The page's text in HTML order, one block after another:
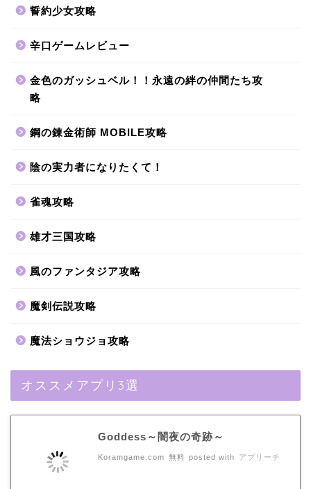
誓約少女攻略
辛口ゲームレビュー
金色のガッシュベル！！永遠の絆の仲間たち攻
略
鋼の錬金術師 MOBILE攻略
陰の実力者になりたくて！
雀魂攻略
雄才三国攻略
風のファンタジア攻略
魔剣伝説攻略
魔法ショウジョ攻略
オススメアプリ3選
Goddess～闇夜の奇跡～
Koramgame.com 無料 posted with アプリーチ